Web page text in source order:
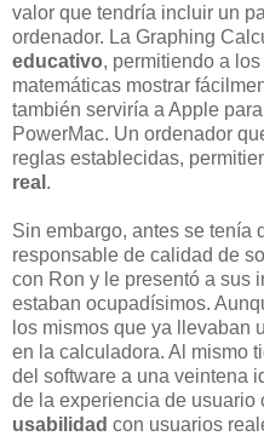
valor que tendría incluir un
ordenador. La Graphing
educativo, permitiendo a
matemáticas mostrar
también serviría a Apple
PowerMac. Un ordenador
reglas establecidas,
real .
Sin embargo, antes se tenía
responsable de calidad de
con Ron y le presentó a sus
estaban ocupadísimos.
los mismos que ya llevaban
en la calculadora. Al mismo
del software a una veintena
de la experiencia de usuario
usabilidad con usuarios